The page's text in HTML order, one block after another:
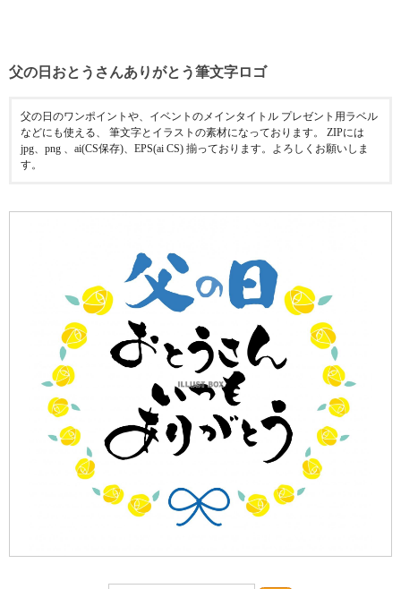
父の日おとうさんありがとう筆文字ロゴ
父の日のワンポイントや、イベントのメインタイトル プレゼント用ラベル
などにも使える、 筆文字とイラストの素材になっております。 ZIPには
jpg、png 、ai(CS保存)、EPS(ai CS) 揃っております。よろしくお願いしま
す。